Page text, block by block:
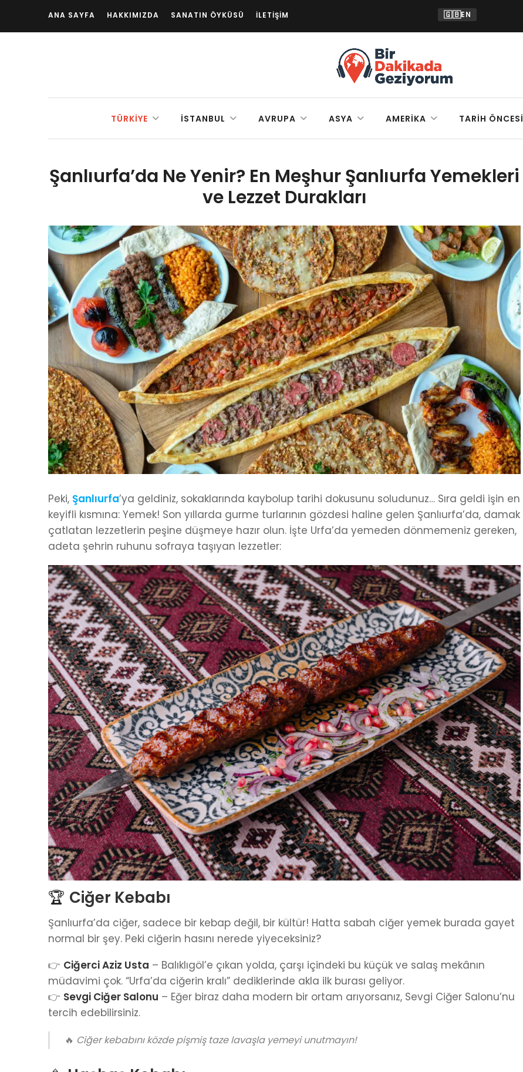
ANA SAYFA HAKKIMIZDA SANATIN ÖYKÜSÜ İLETIŞIM 🇬🇧EN
TÜRKIYE İSTANBUL AVRUPA ASYA AMERIKA TARIH ÖNCESI
Şanlıurfa’da Ne Yenir? En Meşhur Şanlıurfa Yemekleri
ve Lezzet Durakları
Peki, Şanlıurfa’ya geldiniz, sokaklarında kaybolup tarihi dokusunu soludunuz… Sıra geldi işin en
keyifli kısmına: Yemek! Son yıllarda gurme turlarının gözdesi haline gelen Şanlıurfa’da, damak
çatlatan lezzetlerin peşine düşmeye hazır olun. İşte Urfa’da yemeden dönmemeniz gereken,
adeta şehrin ruhunu sofraya taşıyan lezzetler:
🏆 Ciğer Kebabı
Şanlıurfa’da ciğer, sadece bir kebap değil, bir kültür! Hatta sabah ciğer yemek burada gayet
normal bir şey. Peki ciğerin hasını nerede yiyeceksiniz?
👉 Ciğerci Aziz Usta – Balıklıgöl’e çıkan yolda, çarşı içindeki bu küçük ve salaş mekânın
müdavimi çok. “Urfa’da ciğerin kralı” dediklerinde akla ilk burası geliyor.
👉 Sevgi Ciğer Salonu – Eğer biraz daha modern bir ortam arıyorsanız, Sevgi Ciğer Salonu’nu
tercih edebilirsiniz.
🔥 Ciğer kebabını közde pişmiş taze lavaşla yemeyi unutmayın!